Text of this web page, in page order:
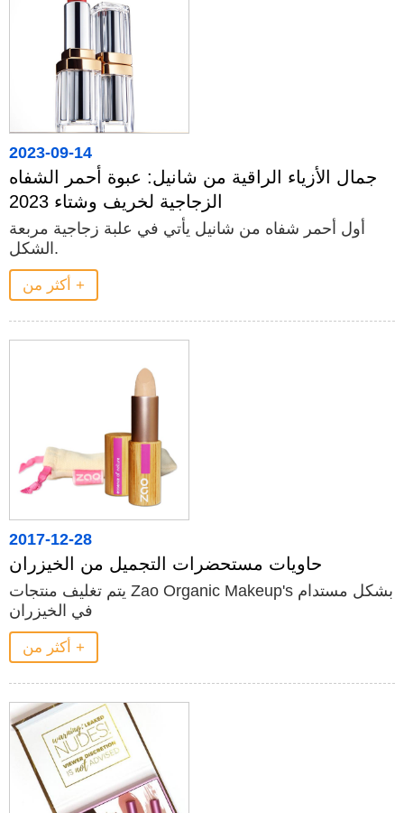
2023-09-14
جمال الأزياء الراقية من شانيل: عبوة أحمر الشفاه
الزجاجية لخريف وشتاء 2023
أول أحمر شفاه من شانيل يأتي في علبة زجاجية مربعة
الشكل.
أكثر من +
2017-12-28
حاويات مستحضرات التجميل من الخيزران
يتم تغليف منتجات Zao Organic Makeup's بشكل مستدام
في الخيزران
أكثر من +